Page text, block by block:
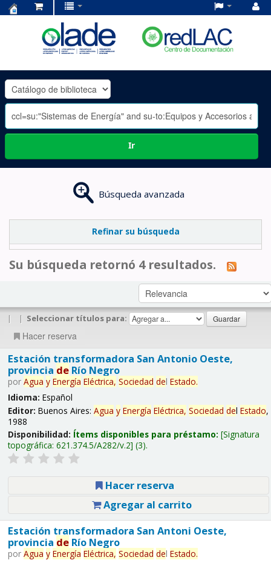
OLADE
-
Ir
Búsqueda avanzada
Refinar su búsqueda
Su búsqueda retornó 4 resultados.
| | Seleccionar títulos para:
Hacer reserva
Estación transformadora San Antonio Oeste,
provincia deRío Negro
por Agua y Energía Eléctrica, Sociedad del Estado.
Idioma: Español
Editor: Buenos Aires: Agua y Energía Eléctrica, Sociedad del Estado,
1988
Disponibilidad: Ítems disponibles para préstamo: Signatura
topográfica: 621.374.5/A282/v.2 (3).
Hacer reserva
Agregar al carrito
Estación transformadora San Antoni Oeste,
provincia deRío Negro
por Agua y Energía Eléctrica, Sociedad del Estado.